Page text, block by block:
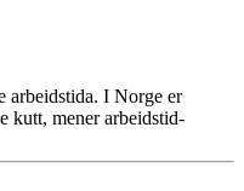
arbeidstida. I Norge er
kutt, mener arbeidstid-